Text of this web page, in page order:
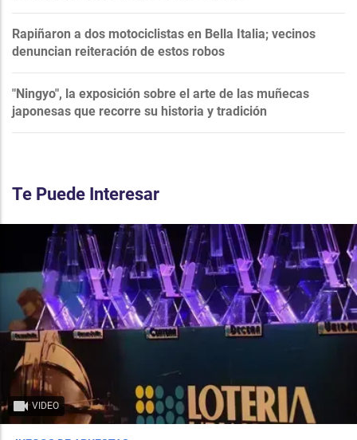
Rapiñaron a dos motociclistas en Bella Italia; vecinos
denuncian reiteración de estos robos
"Ningyo", la exposición sobre el arte de las muñecas
japonesas que recorre su historia y tradición
Te Puede Interesar
VIDEO